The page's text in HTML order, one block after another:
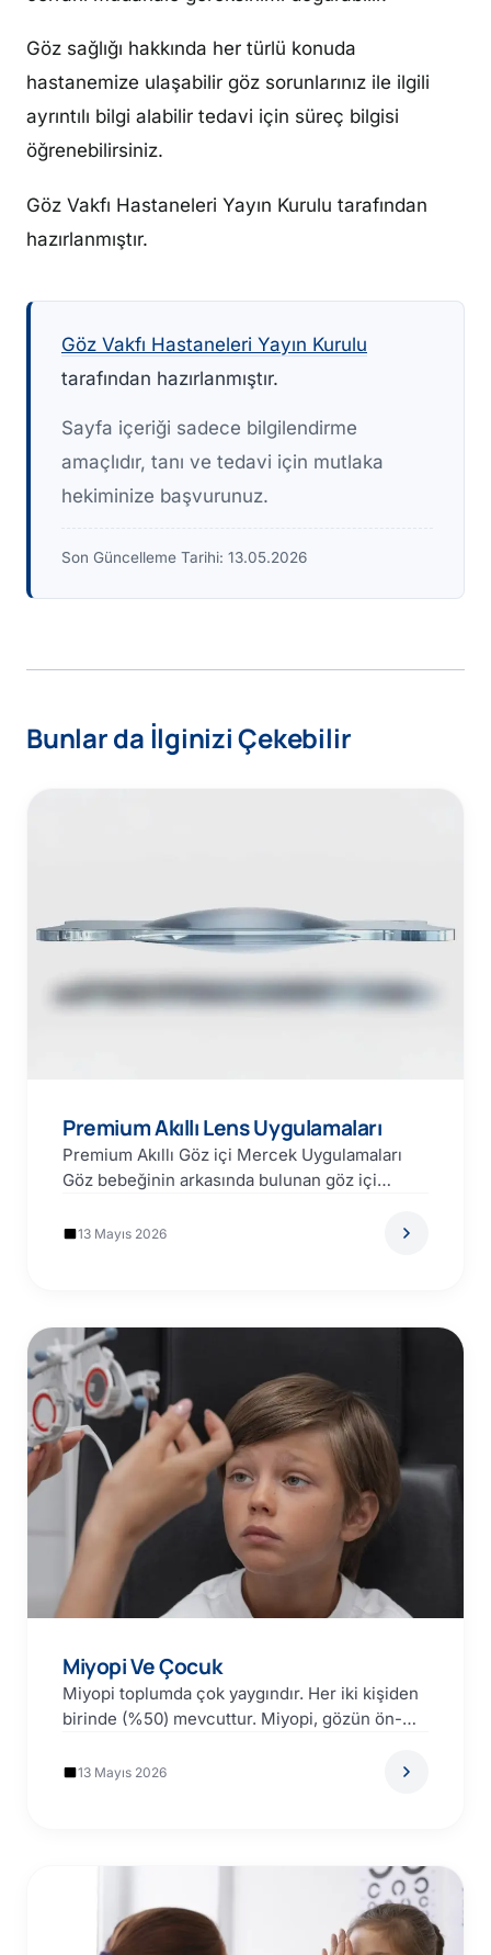
Göz sağlığı hakkında her türlü konuda
hastanemize ulaşabilir göz sorunlarınız ile ilgili
ayrıntılı bilgi alabilir tedavi için süreç bilgisi
öğrenebilirsiniz.
Göz Vakfı Hastaneleri Yayın Kurulu tarafından
hazırlanmıştır.
Göz Vakfı Hastaneleri Yayın Kurulu
tarafından hazırlanmıştır.
Sayfa içeriği sadece bilgilendirme
amaçlıdır, tanı ve tedavi için mutlaka
hekiminize başvurunuz.
Son Güncelleme Tarihi: 13.05.2026
Bunlar da İlginizi Çekebilir
Premium Akıllı Lens Uygulamaları
Premium Akıllı Göz içi Mercek Uygulamaları
Göz bebeğinin arkasında bulunan göz içi
katarakt…
13 Mayıs 2026
Miyopi Ve Çocuk
Miyopi toplumda çok yaygındır. Her iki kişiden
birinde (%50) mevcuttur. Miyopi, gözün ön-
13 Mayıs 2026